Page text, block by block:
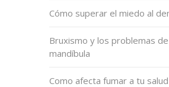
Cómo superar el miedo al
Bruxismo y los problemas de
mandíbula
Como afecta fumar a tu